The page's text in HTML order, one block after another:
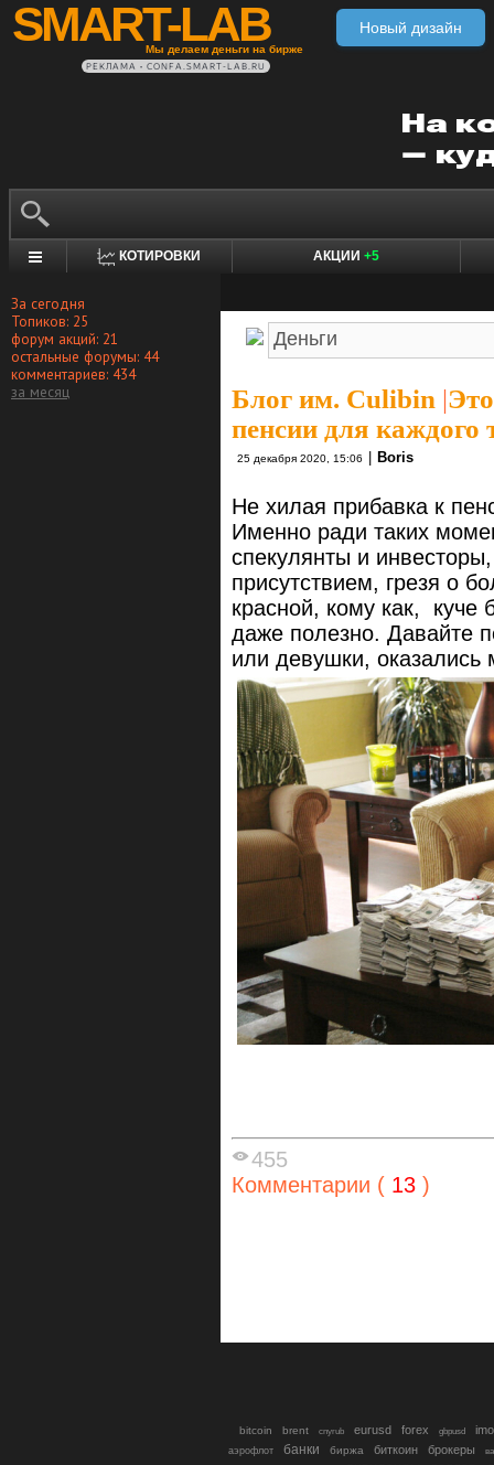
SMART-LAB
Мы делаем деньги на бирже
Новый дизайн
РЕКЛАМА • CONFA.SMART-LAB.RU
КОТИРОВКИ АКЦИИ +5
За сегодня
Топиков: 25
форум акций: 21
остальные форумы: 44
комментариев: 434
за месяц
Блог им. Culibin |
пенсии для каждого
25 декабря 2020, 15:06 Boris
Не хилая прибавка к
Именно ради таких
спекулянты и
присутствием, грезя о
красной, кому как, куче
даже полезно. Давайте
или девушки, оказались
455
Комментарии ( 13 )
bitcoin brent cnyrub eurusd forex gbpusd
аэрофлот банки биржа биткоин брокеры